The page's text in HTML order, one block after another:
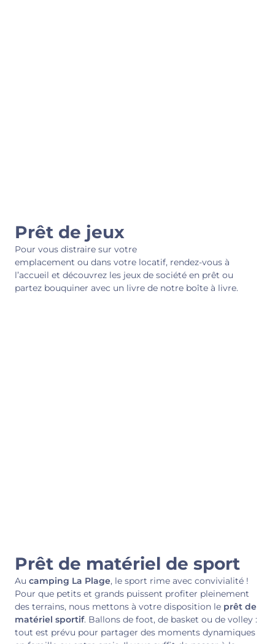
Prêt de jeux
Pour vous distraire sur votre
emplacement ou dans votre locatif, rendez-vous à
l’accueil et découvrez les jeux de société en prêt ou
partez bouquiner avec un livre de notre boîte à livre.
Prêt de matériel de sport
Au camping La Plage, le sport rime avec convivialité !
Pour que petits et grands puissent profiter pleinement
des terrains, nous mettons à votre disposition le prêt de
matériel sportif. Ballons de foot, de basket ou de volley :
tout est prévu pour partager des moments dynamiques